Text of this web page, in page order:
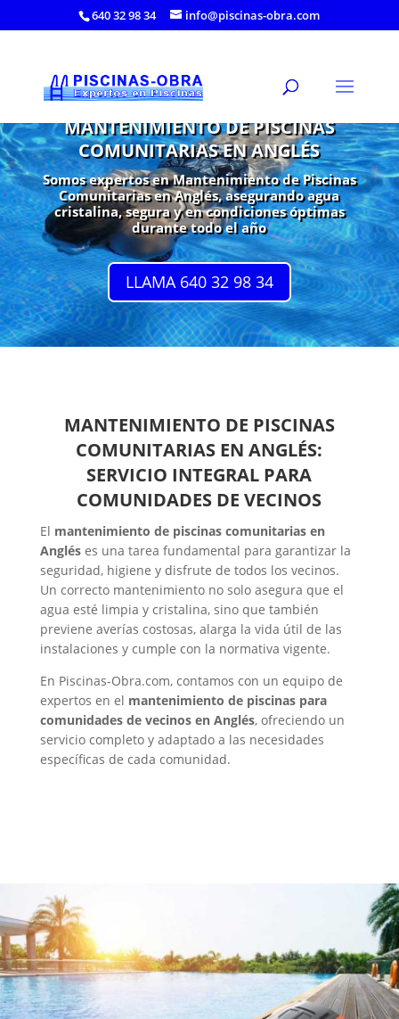
640 32 98 34 info@piscinas-obra.com
MANTENIMIENTO DE PISCINAS
COMUNITARIAS EN ANGLÉS
Somos expertos en Mantenimiento de Piscinas
Comunitarias en Anglés, asegurando agua
cristalina, segura y en condiciones óptimas
durante todo el año
LLAMA 640 32 98 34
MANTENIMIENTO DE PISCINAS
COMUNITARIAS EN ANGLÉS:
SERVICIO INTEGRAL PARA
COMUNIDADES DE VECINOS
El mantenimiento de piscinas comunitarias en
Angléses una tarea fundamental para garantizar la
seguridad, higiene y disfrute de todos los vecinos.
Un correcto mantenimiento no solo asegura que el
agua esté limpia y cristalina, sino que también
previene averías costosas, alarga la vida útil de las
instalaciones y cumple con la normativa vigente.
En Piscinas-Obra.com, contamos con un equipo de
expertos en el mantenimiento de piscinas para
comunidades de vecinos en Anglés, ofreciendo un
servicio completo y adaptado a las necesidades
específicas de cada comunidad.